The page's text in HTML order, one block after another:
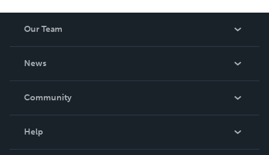
Our Team
News
In The News
Community
Help